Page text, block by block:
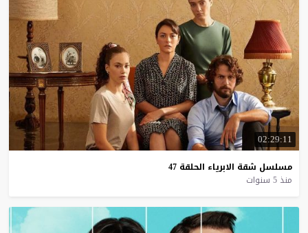
02:29:11
مسلسل شقة الابرياء الحلقة 47
منذ 5 سنوات